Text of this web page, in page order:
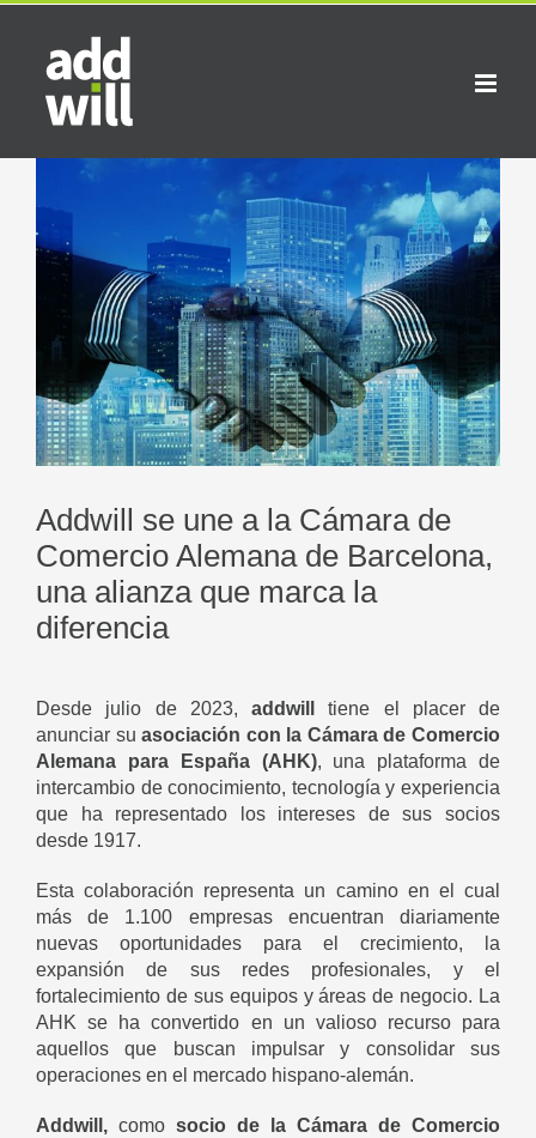
Saltar
contenido
más
grande
Addwill se une a la Cámara de
Comercio Alemana de Barcelona,
una alianza que marca la
diferencia
Desde julio de 2023, addwill
tiene el placer de
anunciar suasociación con la Cámara de Comercio
Alemana para España (AHK), una plataforma de
intercambio de conocimiento, tecnología y experiencia
que ha representado los intereses de sus socios
desde 1917.
Esta colaboración representa un camino en el cual
más de 1.100 empresas encuentran diariamente
nuevas oportunidades para el crecimiento, la
expansión de sus redes profesionales, y el
fortalecimiento de sus equipos y áreas de negocio. La
AHK se ha convertido en un valioso recurso para
aquellos que buscan impulsar y consolidar sus
operaciones en el mercado hispano-alemán.
Addwill, como socio de la Cámara de Comercio